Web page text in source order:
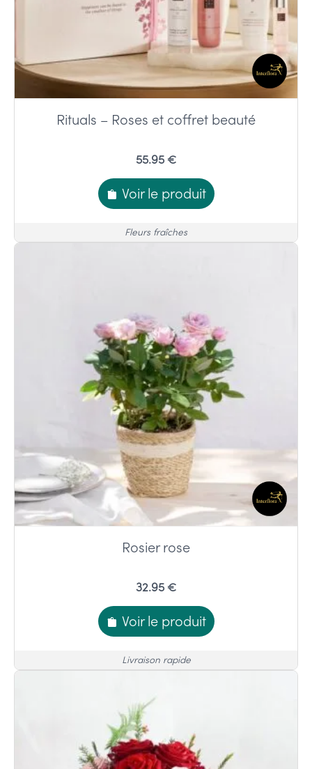
Rituals – Roses et coffret beauté
55.95 €
Voir le produit
Fleurs fraîches
Rosier rose
32.95 €
Voir le produit
Livraison rapide